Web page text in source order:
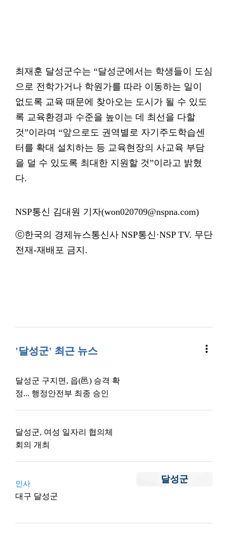
최재훈 달성군수는 “달성군에서는 학생들이 도심
으로 전학가거나 학원가를 따라 이동하는 일이
없도록 교육 때문에 찾아오는 도시가 될 수 있도
록 교육환경과 수준을 높이는 데 최선을 다할
것”이라며 “앞으로도 권역별로 자기주도학습센
터를 확대 설치하는 등 교육현장의 사교육 부담
을 덜 수 있도록 최대한 지원할 것”이라고 밝혔
다.
NSP통신 김대원 기자(won020709@nspna.com)
ⓒ한국의 경제뉴스통신사 NSP통신·NSP TV. 무단
전재-재배포 금지.
'달성군' 최근 뉴스 more_vert
달성군 구지면, 읍(邑) 승격 확
정... 행정안전부 최종 승인
달성군, 여성 일자리 협의체
회의 개최
달성군
인사
대구 달성군